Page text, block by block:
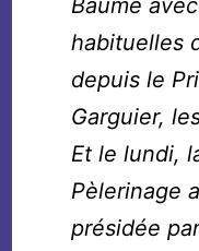
habituelles
depuis le
Garguier,
Et le lundi,
Pèlerinage
présidée